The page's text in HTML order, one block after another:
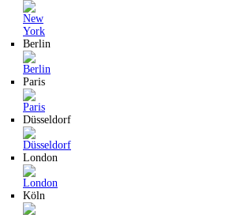
Berlin
Paris
Düsseldorf
London
Köln